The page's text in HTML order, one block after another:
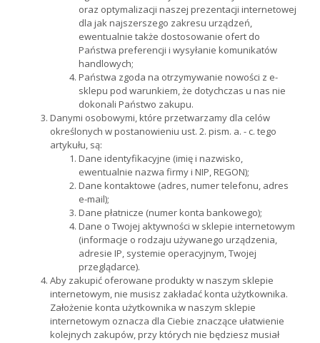
oraz optymalizacji naszej prezentacji internetowej
dla jak najszerszego zakresu urządzeń,
ewentualnie także dostosowanie ofert do
Państwa preferencji i wysyłanie komunikatów
handlowych;
Państwa zgoda na otrzymywanie nowości z e-
sklepu pod warunkiem, że dotychczas u nas nie
dokonali Państwo zakupu.
Danymi osobowymi, które przetwarzamy dla celów
określonych w postanowieniu ust. 2. pism. a. - c. tego
artykułu, są:
Dane identyfikacyjne (imię i nazwisko,
ewentualnie nazwa firmy i NIP, REGON);
Dane kontaktowe (adres, numer telefonu, adres
e-mail);
Dane płatnicze (numer konta bankowego);
Dane o Twojej aktywności w sklepie internetowym
(informacje o rodzaju używanego urządzenia,
adresie IP, systemie operacyjnym, Twojej
przeglądarce).
Aby zakupić oferowane produkty w naszym sklepie
internetowym, nie musisz zakładać konta użytkownika.
Założenie konta użytkownika w naszym sklepie
internetowym oznacza dla Ciebie znaczące ułatwienie
kolejnych zakupów, przy których nie będziesz musiał